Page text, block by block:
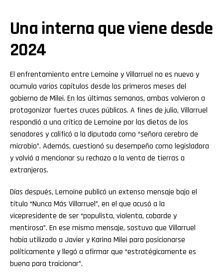
Una interna que viene desde
2024
El enfrentamiento entre Lemoine y Villarruel no es nuevo y
acumula varios capítulos desde los primeros meses del
gobierno de Milei. En las últimas semanas, ambas volvieron a
protagonizar fuertes cruces públicos. A fines de julio, Villarruel
respondió a una crítica de Lemoine por las dietas de los
senadores y calificó a la diputada como “señora cerebro de
microbio”. Además, cuestionó su desempeño como legisladora
y volvió a mencionar su rechazo a la venta de tierras a
extranjeros.
Días después, Lemoine publicó un extenso mensaje bajo el
título “Nunca Más Villarruel”, en el que acusó a la
vicepresidente de ser “populista, violenta, cobarde y
mentirosa”. En ese mismo mensaje, sostuvo que Villarruel
había utilizado a Javier y Karina Milei para posicionarse
políticamente y llegó a afirmar que “estratégicamente es
buena para traicionar”.